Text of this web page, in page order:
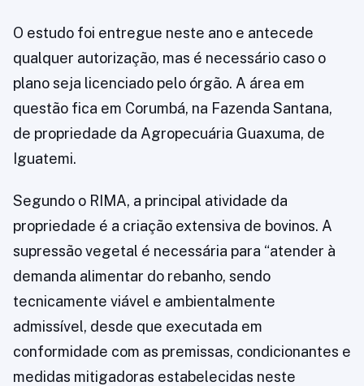
O estudo foi entregue neste ano e antecede
qualquer autorização, mas é necessário caso o
plano seja licenciado pelo órgão. A área em
questão fica em Corumbá, na Fazenda Santana,
de propriedade da Agropecuária Guaxuma, de
Iguatemi.
Segundo o RIMA, a principal atividade da
propriedade é a criação extensiva de bovinos. A
supressão vegetal é necessária para “atender à
demanda alimentar do rebanho, sendo
tecnicamente viável e ambientalmente
admissível, desde que executada em
conformidade com as premissas, condicionantes e
medidas mitigadoras estabelecidas neste